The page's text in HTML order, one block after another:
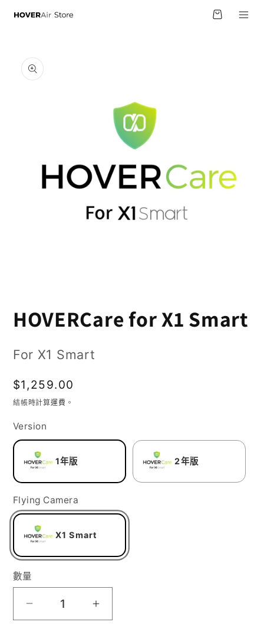
跳至內
物
略過產
品資訊
互
視
窗
啟
檔
1
HOVERCare for X1 Smart
For X1 Smart
定
價
$1,259.00
結帳時計算運費 。
Version
1年版 2年版
Flying Camera
X1 Smart
數量